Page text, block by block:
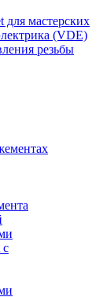
мастерских
(VDE)
резьбы
с